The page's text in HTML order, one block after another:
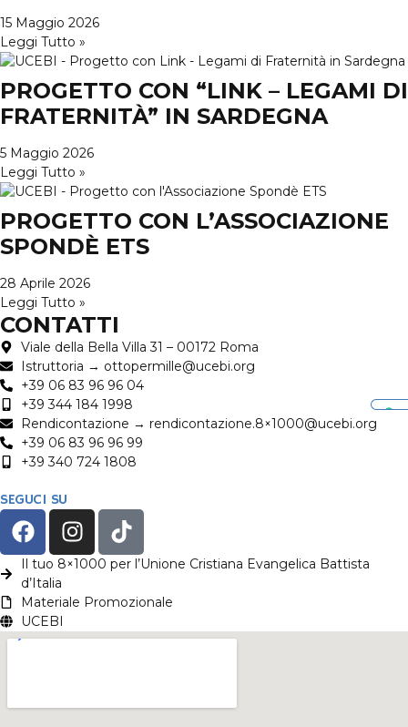
15 Maggio 2026
Leggi Tutto »
PROGETTO CON “LINK – LEGAMI DI
FRATERNITÀ” IN SARDEGNA
5 Maggio 2026
Leggi Tutto »
PROGETTO CON L’ASSOCIAZIONE
SPONDÈ ETS
28 Aprile 2026
Leggi Tutto »
CONTATTI
Viale della Bella Villa 31 – 00172 Roma
Istruttoria → ottopermille@ucebi.org
+39 06 83 96 96 04
+39 344 184 1998
Rendicontazione → rendicontazione.8×1000@ucebi.org
+39 06 83 96 96 99
+39 340 724 1808
SEGUCI SU
Il tuo 8×1000 per l’Unione Cristiana Evangelica Battista
d’Italia
Materiale Promozionale
UCEBI